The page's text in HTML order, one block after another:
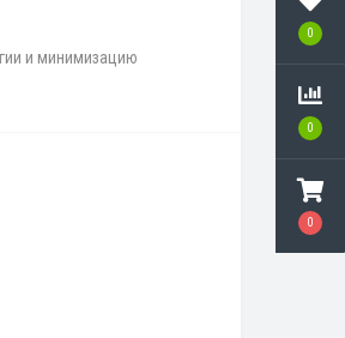
0
0
0
и минимизацию